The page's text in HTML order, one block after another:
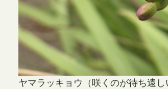
ヤマラッキョウ（咲くのが待ち遠し